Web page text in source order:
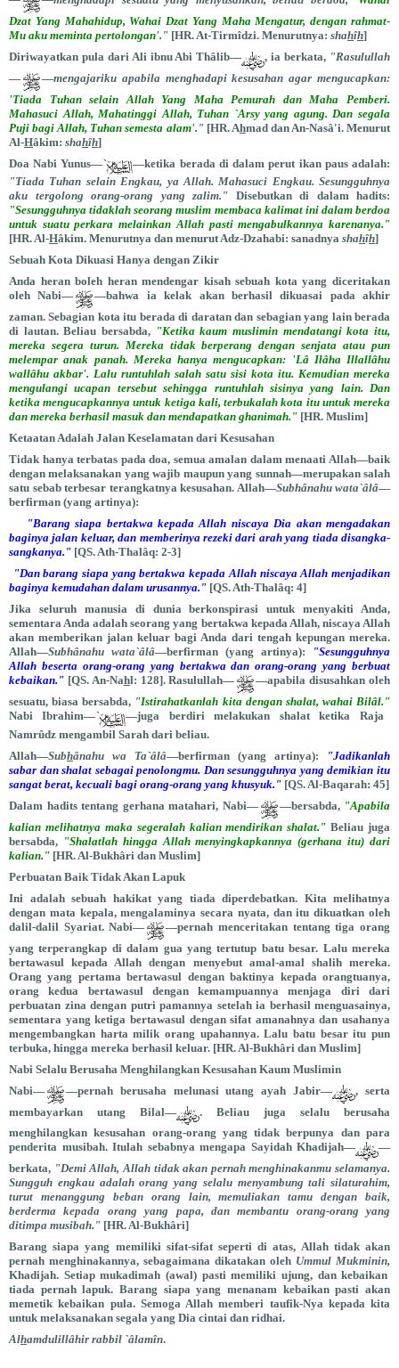
Dzat Yang Mahahidup, Wahai Dzat Yang Maha Mengatur, dengan rahmat-
Mu aku meminta pertolongan'. " [HR. At-Tirmîdzi. Menurutnya: shahîh]
Diriwayatkan pula dari Ali ibnu Abi Thâlib—
, ia berkata, "Rasulullah
—
—mengajariku apabila menghadapi kesusahan agar mengucapkan:
'Tiada Tuhan selain Allah Yang Maha Pemurah dan Maha Pemberi.
Mahasuci Allah, Mahatinggi Allah, Tuhan `Arsy yang agung. Dan segala
Puji bagi Allah, Tuhan semesta alam'. "[HR. Ahmad dan An-Nasâ'i. Menurut
Al-Hâkim: shahîh]
Doa Nabi Yunus—`
—ketika berada di dalam perut ikan paus adalah:
"Tiada Tuhan selain Engkau, ya Allah. Mahasuci Engkau. Sesungguhnya
aku tergolong orang-orang yang zalim." Disebutkan di dalam hadits:
"Sesungguhnya tidaklah seorang muslim membaca kalimat ini dalam berdoa
untuk suatu perkara melainkan Allah pasti mengabulkannya karenanya."
[HR. Al-Hâkim. Menurutnya dan menurut Adz-Dzahabi: sanadnya shahîh]
Sebuah Kota Dikuasi Hanya dengan Zikir
Anda heran boleh heran mendengar kisah sebuah kota yang diceritakan
oleh Nabi—
—bahwa ia kelak akan berhasil dikuasai pada akhir
zaman. Sebagian kota itu berada di daratan dan sebagian yang lain berada
di lautan. Beliau bersabda, "Ketika kaum muslimin mendatangi kota itu,
mereka segera turun. Mereka tidak berperang dengan senjata atau pun
melempar anak panah. Mereka hanya mengucapkan: 'Lâ Ilâha Illallâhu
wallâhu akbar'. Lalu runtuhlah salah satu sisi kota itu. Kemudian mereka
mengulangi ucapan tersebut sehingga runtuhlah sisinya yang lain. Dan
ketika mengucapkannya untuk ketiga kali, terbukalah kota itu untuk mereka
dan mereka berhasil masuk dan mendapatkan ghanimah." [HR. Muslim]
Ketaatan Adalah Jalan Keselamatan dari Kesusahan
Tidak hanya terbatas pada doa, semua amalan dalam menaati Allah—baik
dengan melaksanakan yang wajib maupun yang sunnah—merupakan salah
satu sebab terbesar terangkatnya kesusahan. Allah—Subhânahu wata`âlâ—
berfirman (yang artinya):
"Barang siapa bertakwa kepada Allah niscaya Dia akan mengadakan
baginya jalan keluar, dan memberinya rezeki dari arah yang tiada disangka-
sangkanya." [QS. Ath-Thalâq: 2-3]
"Dan barang siapa yang bertakwa kepada Allah niscaya Allah menjadikan
baginya kemudahan dalam urusannya." [QS. Ath-Thalâq: 4]
Jika seluruh manusia di dunia berkonspirasi untuk menyakiti Anda,
sementara Anda adalah seorang yang bertakwa kepada Allah, niscaya Allah
akan memberikan jalan keluar bagi Anda dari tengah kepungan mereka.
Allah—Subhânahu wata`âlâ—berfirman (yang artinya):
"Sesungguhnya
Allah beserta orang-orang yang bertakwa dan orang-orang yang berbuat
kebaikan." [QS. An-Nahl: 128]. Rasulullah—
—apabila disusahkan oleh
sesuatu, biasa bersabda, "Istirahatkanlah kita dengan shalat, wahai Bilâl."
Nabi Ibrahim—`
—juga berdiri melakukan shalat ketika Raja
Namrûdz mengambil Sarah dari beliau.
Allah—Subhânahu wa Ta`âlâ—berfirman (yang artinya):
"Jadikanlah
sabar dan shalat sebagai penolongmu. Dan sesungguhnya yang demikian itu
sangat berat, kecuali bagi orang-orang yang khusyuk." [QS. Al-Baqarah: 45]
Dalam hadits tentang gerhana matahari, Nabi—
—bersabda, "Apabila
kalian melihatnya maka segeralah kalian mendirikan shalat." Beliau juga
bersabda, "Shalatlah hingga Allah menyingkapkannya (gerhana itu) dari
kalian." [HR. Al-Bukhâri dan Muslim]
Perbuatan Baik Tidak Akan Lapuk
Ini adalah sebuah hakikat yang tiada diperdebatkan. Kita melihatnya
dengan mata kepala, mengalaminya secara nyata, dan itu dikuatkan oleh
dalil-dalil Syariat. Nabi—
—pernah menceritakan tentang tiga orang
yang terperangkap di dalam gua yang tertutup batu besar. Lalu mereka
bertawasul kepada Allah dengan menyebut amal-amal shalih mereka.
Orang yang pertama bertawasul dengan baktinya kepada orangtuanya,
orang kedua bertawasul dengan kemampuannya menjaga diri dari
perbuatan zina dengan putri pamannya setelah ia berhasil menguasainya,
sementara yang ketiga bertawasul dengan sifat amanahnya dan usahanya
mengembangkan harta milik orang upahannya. Lalu batu besar itu pun
terbuka, hingga mereka berhasil keluar. [HR. Al-Bukhâri dan Muslim]
Nabi Selalu Berusaha Menghilangkan Kesusahan Kaum Muslimin
Nabi—
—pernah berusaha melunasi utang ayah Jabir—
, serta
membayarkan utang Bilal—
. Beliau juga selalu berusaha
menghilangkan kesusahan orang-orang yang tidak berpunya dan para
penderita musibah. Itulah sebabnya mengapa Sayidah Khadijah—
—
berkata, "Demi Allah, Allah tidak akan pernah menghinakanmu selamanya.
Sungguh engkau adalah orang yang selalu menyambung tali silaturahim,
turut menanggung beban orang lain, memuliakan tamu dengan baik,
berderma kepada orang yang papa, dan membantu orang-orang yang
ditimpa musibah." [HR. Al-Bukhâri]
Barang siapa yang memiliki sifat-sifat seperti di atas, Allah tidak akan
pernah menghinakannya, sebagaimana dikatakan oleh Ummul Mukminin,
Khadijah. Setiap mukadimah (awal) pasti memiliki ujung, dan kebaikan
tiada pernah lapuk. Barang siapa yang menanam kebaikan pasti akan
memetik kebaikan pula. Semoga Allah memberi taufik-Nya kepada kita
untuk melaksanakan segala yang Dia cintai dan ridhai.
Alhamdulillâhir rabbil `âlamîn.